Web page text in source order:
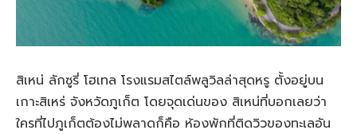
สิเหน่ ลักซูรี่ โฮเทล โรงแรมสไตล์พลูวิลล่าสุดหรู ตั้งอยู่บน
เกาะสิเหร่ จังหวัดภูเก็ต โดยจุดเด่นของ สิเหน่ที่บอกเลยว่า
ใครที่ไปภูเก็ตต้องไม่พลาดก็คือ ห้องพักที่ติดวิวของทะเลอัน